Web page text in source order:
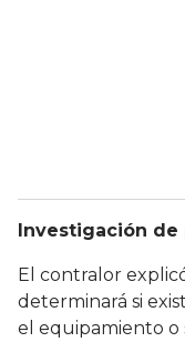
Investigación de
El contralor
determinará si
el equipamiento o